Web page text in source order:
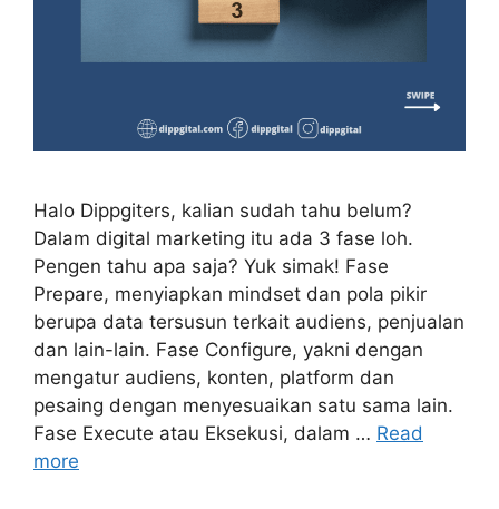
Halo Dippgiters, kalian sudah tahu belum?
Dalam digital marketing itu ada 3 fase loh.
Pengen tahu apa saja? Yuk simak! Fase
Prepare, menyiapkan mindset dan pola pikir
berupa data tersusun terkait audiens, penjualan
dan lain-lain. Fase Configure, yakni dengan
mengatur audiens, konten, platform dan
pesaing dengan menyesuaikan satu sama lain.
Fase Execute atau Eksekusi, dalam … Read
more